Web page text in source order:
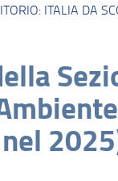
ITALIA DA
culturale